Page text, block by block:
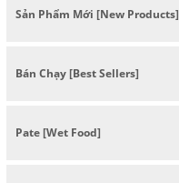
Sản Phẩm Mới [New Products]
Bán Chạy [Best Sellers]
Pate [Wet Food]